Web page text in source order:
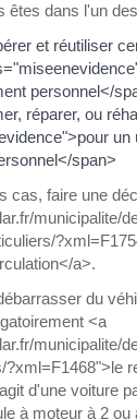
êtes dans l'un
et réutiliser
personnel</
réparer, ou
un
span>
cas, faire une
municipalite/
a>.
du
<a
municipalite/
d'une voiture
à moteur à 2 ou